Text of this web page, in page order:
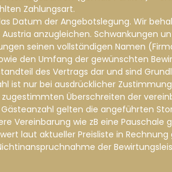
Zahlungsart.
Datum der Angebotslegung. Wir
anzugleichen. Schwankungen
seinen vollständigen Namen
den Umfang der gewünschten
des Vertrags dar und sind
ist nur bei ausdrücklicher
Überschreiten der
gelten die angeführten
Vereinbarung wie zB eine
laut aktueller Preisliste in
der